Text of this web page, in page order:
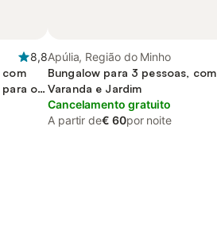
8,8
com
para o
Apúlia, Região do Minho
Bungalow para 3 pessoas, com
Varanda e Jardim
Cancelamento gratuito
A partir de€ 60por noite